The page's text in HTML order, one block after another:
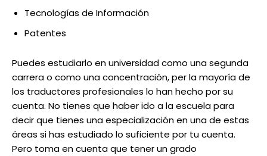
Tecnologías de Información
Patentes
Puedes estudiarlo en universidad como una segunda
carrera o como una concentración, per la mayoría de
los traductores profesionales lo han hecho por su
cuenta. No tienes que haber ido a la escuela para
decir que tienes una especialización en una de estas
áreas si has estudiado lo suficiente por tu cuenta.
Pero toma en cuenta que tener un grado